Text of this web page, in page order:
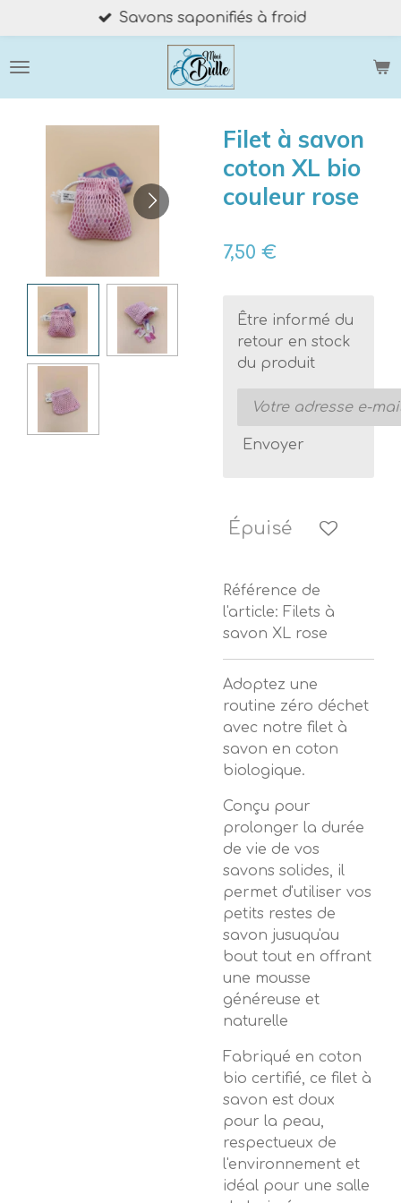
au
contenu
Savons saponifiés à froid
Filet à savon
coton XL bio
couleur rose
7,50 €
Être informé du
retour en stock
du produit
Envoyer
Épuisé
Référence de
l'article: Filets à
savon XL rose
Adoptez une
routine zéro déchet
avec notre filet à
savon en coton
biologique.
Conçu pour
prolonger la durée
de vie de vos
savons solides, il
permet d'utiliser vos
petits restes de
savon jusuqu'au
bout tout en offrant
une mousse
généreuse et
naturelle
Fabriqué en coton
bio certifié, ce filet à
savon est doux
pour la peau,
respectueux de
l'environnement et
idéal pour une salle